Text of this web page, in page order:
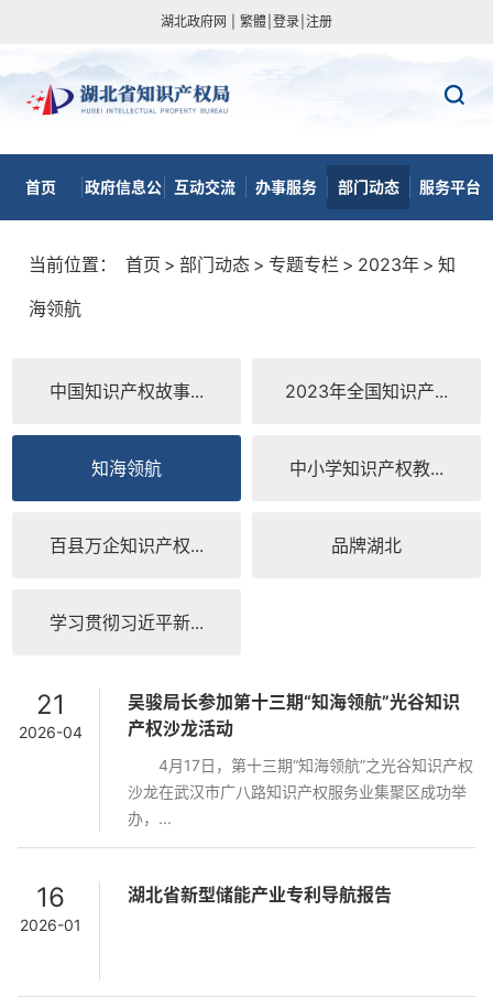
湖北政府网 繁體 登录 注册
首页 政府信息公 互动交流 办事服务 部门动态 服务平台
当前位置： 首页 > 部门动态 > 专题专栏 > 2023年 > 知
海领航
中国知识产权故事... 2023年全国知识产...
知海领航 中小学知识产权教...
百县万企知识产权... 品牌湖北
学习贯彻习近平新...
吴骏局长参加第十三期“知海领航”光谷知识
产权沙龙活动
4月17日，第十三期“知海领航”之光谷知识产权
沙龙在武汉市广八路知识产权服务业集聚区成功举
办，...
21
2026-04
湖北省新型储能产业专利导航报告
16
2026-01